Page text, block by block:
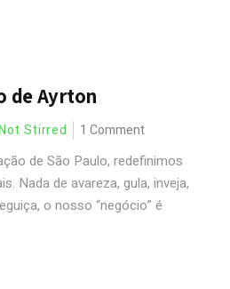
de Ayrton
Stirred 1 Comment
de São Paulo, redefinimos
Nada de avareza, gula, inveja,
o nosso “negócio” é